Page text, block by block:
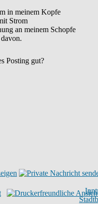
in meinem Kopfe
Strom
an meinem Schopfe
Posting gut?